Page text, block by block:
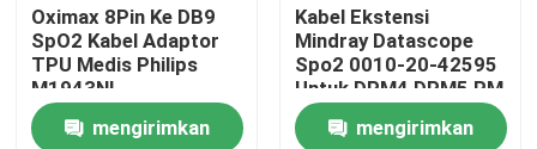
Hubungi kami
Berita
Oximax 8Pin Ke DB9
SpO2 Kabel Adaptor
TPU Medis Philips
M1943NL
mengirimkan
Kabel Ekstensi
Mindray Datascope
Spo2 0010-20-42595
Untuk DPM4 DPM5 PM
7000 PM 8000
mengirimkan